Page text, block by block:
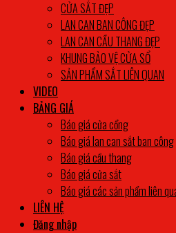
CỬA SẮT ĐẸP
LAN CAN BAN CÔNG ĐẸP
LAN CAN CẦU THANG ĐẸP
KHUNG BẢO VỆ CỬA SỔ
SẢN PHẨM SẮT LIÊN QUAN
VIDEO
BẢNG GIÁ
Báo giá cửa cổng
Báo giá lan can sắt ban công
Báo giá cầu thang
Báo giá cửa sắt
Báo giá các sản phẩm liên
LIÊN HỆ
Đăng nhập